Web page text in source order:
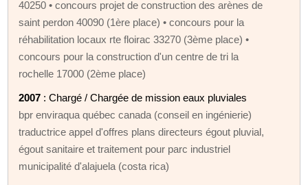
40250 • concours projet de construction des arènes de
saint perdon 40090 (1ère place) • concours pour la
réhabilitation locaux rte floirac 33270 (3ème place) •
concours pour la construction d'un centre de tri la
rochelle 17000 (2ème place)
2007 : Chargé / Chargée de mission eaux pluviales
bpr enviraqua québec canada (conseil en ingénierie)
traductrice appel d'offres plans directeurs égout pluvial,
égout sanitaire et traitement pour parc industriel
municipalité d'alajuela (costa rica)